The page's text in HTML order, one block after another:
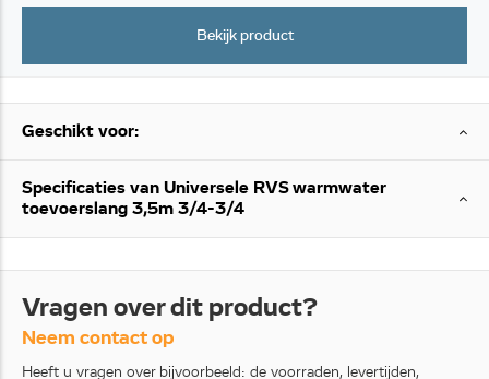
Bekijk product
Geschikt voor:
Specificaties van Universele RVS warmwater
toevoerslang 3,5m 3/4-3/4
Vragen over dit product?
Neem contact op
Heeft u vragen over bijvoorbeeld: de voorraden, levertijden,